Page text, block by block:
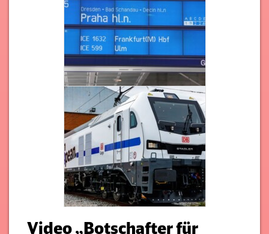
Video „Botschafter für